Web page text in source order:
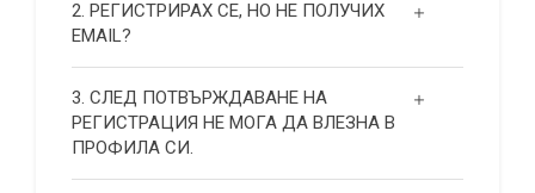
2. РЕГИСТРИРАХ СЕ, НО НЕ ПОЛУЧИХ
EMAIL?
3. СЛЕД ПОТВЪРЖДАВАНЕ НА
РЕГИСТРАЦИЯ НЕ МОГА ДА ВЛЕЗНА В
ПРОФИЛА СИ.